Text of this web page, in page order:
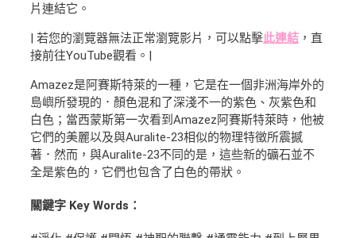
片連結它。
| 若您的瀏覽器無法正常瀏覽影片，可以點擊此連結 ，直
接前往YouTube觀看。|
Amazez是阿賽斯特萊的一種，它是在一個非洲海岸外的
島嶼所發現的．顏色混和了深淺不一的紫色、灰紫色和
白色；當西蒙斯第一次看到Amazez阿賽斯特萊時，他被
它們的美麗以及與Auralite-23相似的物理特徵所震撼
著．然而，與Auralite-23不同的是，這些新的礦石並不
全是紫色的，它們也包含了白色的帶狀。
關鍵字 Key Words：